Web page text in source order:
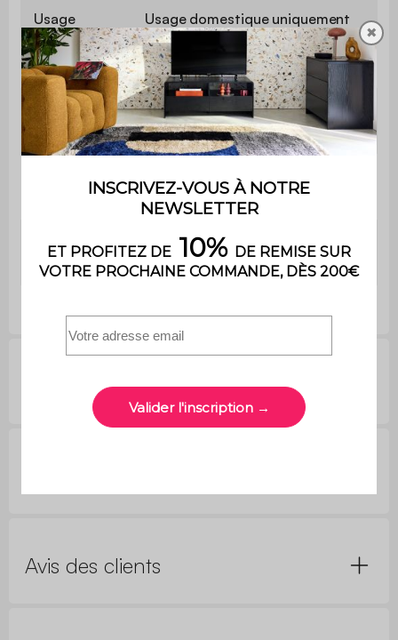
Usage Usage domestique uniquement
Garantie 2 ans
Inclinable
Oui (5 positions dont une 100%
allongée)
157 x 58 x 83.5cm
Position
allongée
188 x 58 x 28.5cm
Réparabilité, normes et garanties
Avis des clients
✖